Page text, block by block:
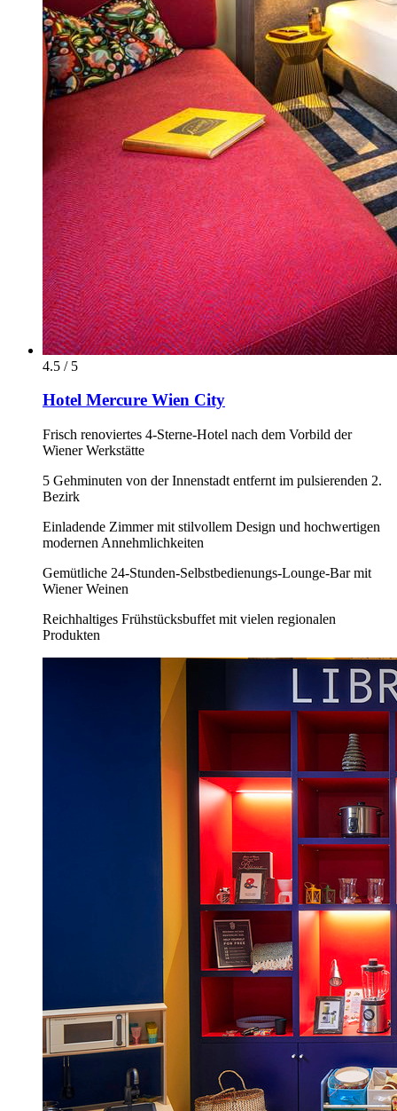
4.5 / 5
Hotel Mercure Wien City
Frisch renoviertes 4-Sterne-Hotel nach dem Vorbild der
Wiener Werkstätte
5 Gehminuten von der Innenstadt entfernt im pulsierenden 2.
Bezirk
Einladende Zimmer mit stilvollem Design und hochwertigen
modernen Annehmlichkeiten
Gemütliche 24-Stunden-Selbstbedienungs-Lounge-Bar mit
Wiener Weinen
Reichhaltiges Frühstücksbuffet mit vielen regionalen
Produkten